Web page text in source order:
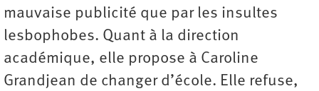
mauvaise publicité que par les insultes
lesbophobes. Quant à la direction
académique, elle propose à Caroline
Grandjean de changer d’école. Elle refuse,